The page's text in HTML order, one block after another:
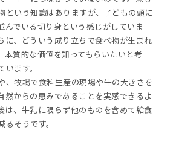
という知識はありますが、子どもの頭に
んでいる切り身という感じがしていま
に、どういう成り立ちで食べ物が生まれ
本質的な価値を知ってもらいたいと考
ます。
、牧場で食料生産の現場や牛の大きさを
然からの恵みであることを実感できるよ
は、牛乳に限らず他のものを含めて給食
そうです。